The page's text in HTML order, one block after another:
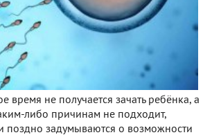
время не получается зачать ребёнка, а
либо причинам не подходит,
поздно задумываются о возможности